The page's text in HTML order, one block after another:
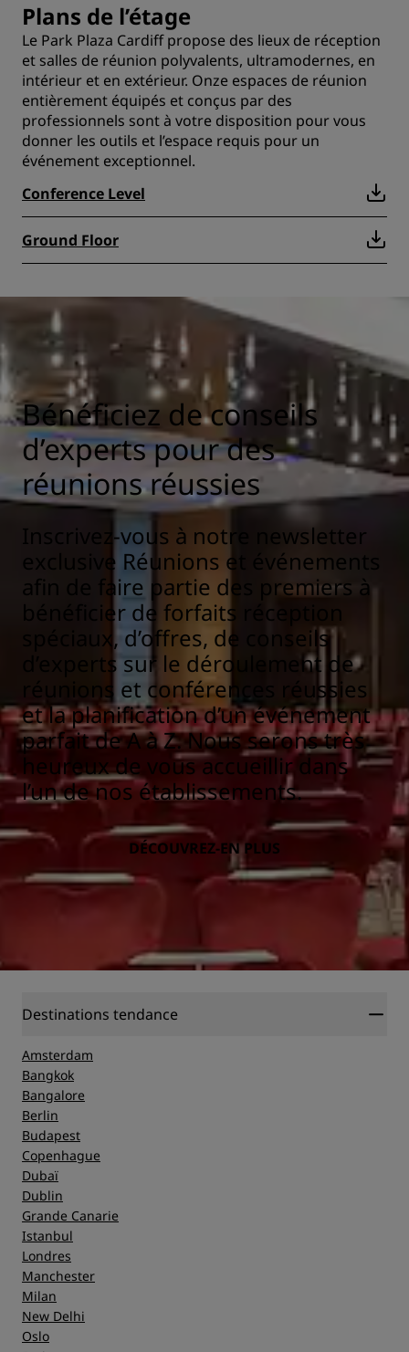
Plans de l’étage
Le Park Plaza Cardiff propose des lieux de réception
et salles de réunion polyvalents, ultramodernes, en
intérieur et en extérieur. Onze espaces de réunion
entièrement équipés et conçus par des
professionnels sont à votre disposition pour vous
donner les outils et l’espace requis pour un
événement exceptionnel.
Conference Level
Ground Floor
Bénéficiez de conseils
d’experts pour des
réunions réussies
Inscrivez-vous à notre newsletter
exclusive Réunions et événements
afin de faire partie des premiers à
bénéficier de forfaits réception
spéciaux, d’offres, de conseils
d’experts sur le déroulement de
réunions et conférences réussies
et la planification d’un événement
parfait de A à Z. Nous serons très
heureux de vous accueillir dans
l’un de nos établissements.
DÉCOUVREZ-EN PLUS
Destinations tendance
Amsterdam
Bangkok
Bangalore
Berlin
Budapest
Copenhague
Dubaï
Dublin
Grande Canarie
Istanbul
Londres
Manchester
Milan
New Delhi
Oslo